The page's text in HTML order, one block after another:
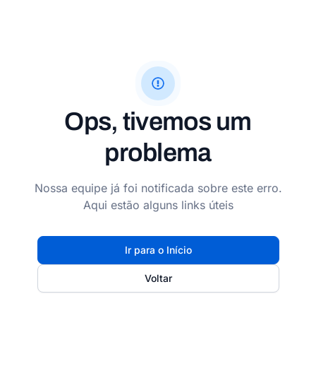
Ops, tivemos um
problema
Nossa equipe já foi notificada sobre este erro.
Aqui estão alguns links úteis
Ir para o Início
Voltar